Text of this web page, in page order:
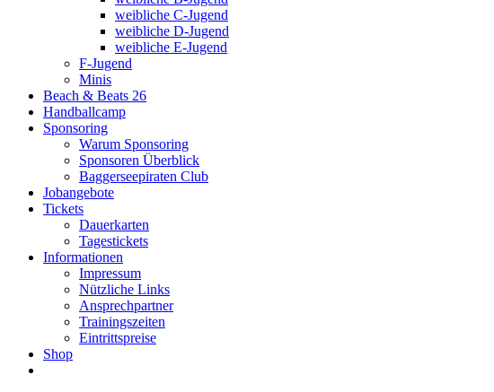
weibliche C-Jugend
weibliche D-Jugend
weibliche E-Jugend
F-Jugend
Minis
Beach & Beats 26
Handballcamp
Sponsoring
Warum Sponsoring
Sponsoren Überblick
Baggerseepiraten Club
Jobangebote
Tickets
Dauerkarten
Tagestickets
Informationen
Impressum
Nützliche Links
Ansprechpartner
Trainingszeiten
Eintrittspreise
Shop